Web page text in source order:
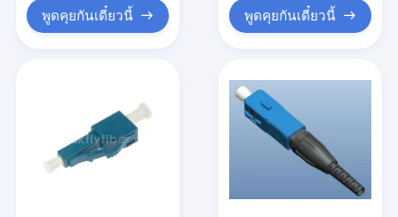
พูดคุยกันเดี๋ยวนี้ พูดคุยกันเดี๋ยวนี้